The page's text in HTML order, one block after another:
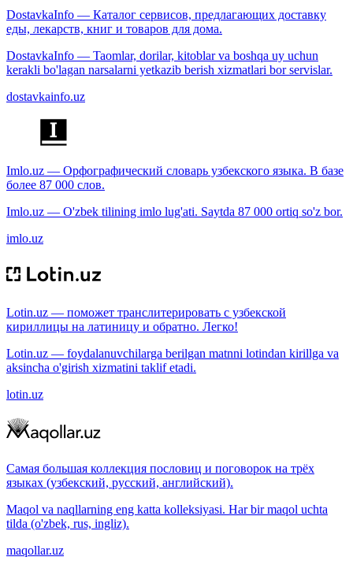
DostavkaInfo — Каталог сервисов, предлагающих доставку
еды, лекарств, книг и товаров для дома.
DostavkaInfo — Taomlar, dorilar, kitoblar va boshqa uy uchun
kerakli bo'lagan narsalarni yetkazib berish xizmatlari bor servislar.
dostavkainfo.uz
Imlo.uz — Орфографический словарь узбекского языка. В базе
более 87 000 слов.
Imlo.uz — O'zbek tilining imlo lug'ati. Saytda 87 000 ortiq so'z bor.
imlo.uz
Lotin.uz — поможет транслитерировать с узбекской
кириллицы на латиницу и обратно. Легко!
Lotin.uz — foydalanuvchilarga berilgan matnni lotindan kirillga va
aksincha o'girish xizmatini taklif etadi.
lotin.uz
Самая большая коллекция пословиц и поговорок на трёх
языках (узбекский, русский, английский).
Maqol va naqllarning eng katta kolleksiyasi. Har bir maqol uchta
tilda (o'zbek, rus, ingliz).
maqollar.uz